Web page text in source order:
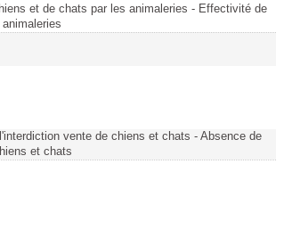
et de chats par les animaleries - Effectivité de
vente de chiens et chats - Absence de
et chats